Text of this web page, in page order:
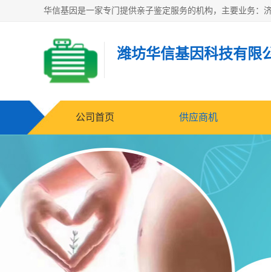
潍坊华信基因科技有限
公司首页 供应商机